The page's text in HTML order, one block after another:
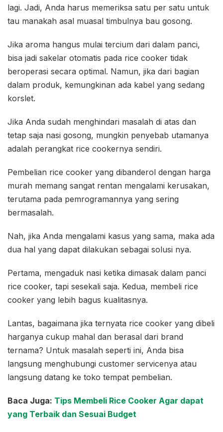
lagi. Jadi, Anda harus memeriksa satu per satu untuk
tau manakah asal muasal timbulnya bau gosong.
Jika aroma hangus mulai tercium dari dalam panci,
bisa jadi sakelar otomatis pada rice cooker tidak
beroperasi secara optimal. Namun, jika dari bagian
dalam produk, kemungkinan ada kabel yang sedang
korslet.
Jika Anda sudah menghindari masalah di atas dan
tetap saja nasi gosong, mungkin penyebab utamanya
adalah perangkat rice cookernya sendiri.
Pembelian rice cooker yang dibanderol dengan harga
murah memang sangat rentan mengalami kerusakan,
terutama pada pemrogramannya yang sering
bermasalah.
Nah, jika Anda mengalami kasus yang sama, maka ada
dua hal yang dapat dilakukan sebagai solusi nya.
Pertama, mengaduk nasi ketika dimasak dalam panci
rice cooker, tapi sesekali saja. Kedua, membeli rice
cooker yang lebih bagus kualitasnya.
Lantas, bagaimana jika ternyata rice cooker yang dibeli
harganya cukup mahal dan berasal dari brand
ternama? Untuk masalah seperti ini, Anda bisa
langsung menghubungi customer servicenya atau
langsung datang ke toko tempat pembelian.
Baca Juga: Tips Membeli Rice Cooker Agar dapat
yang Terbaik dan Sesuai Budget